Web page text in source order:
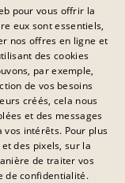
d’y
vous pouvez
préférés et
GERMAN
FRENCH
DANISH
SWEDISH
HUNGARIAN
ITALIAN
pour vous offrir la
eux sont essentiels,
nos offres en ligne et
des cookies
par exemple,
de vos besoins
créés, cela nous
et des messages
intérêts. Pour plus
des pixels, sur la
de traiter vos
de confidentialité.